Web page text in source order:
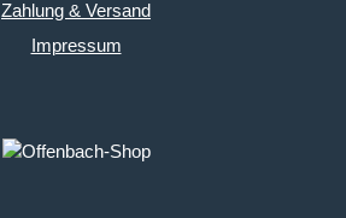
Zahlung & Versand
Impressum